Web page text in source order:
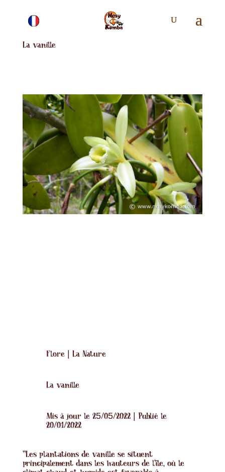
La vanille
Flore| La Nature
La vanille
Mis à jour le 25/05/2022 | Publié le
20/01/2022
"Les plantations de vanille se situent
principalement dans les hauteurs de l'île, où le